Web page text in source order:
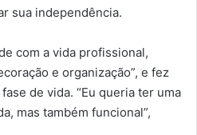
sua independência.
com a vida profissional,
e organização”, e fez
de vida. “Eu queria ter uma
mas também funcional”,